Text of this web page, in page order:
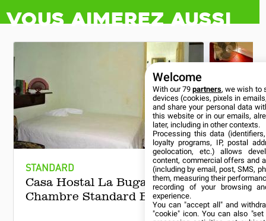
Vous aimerez aussi
STANDARD
Casa Hostal La Buganvilia /
Chambre Standard Basique
Casa
Welcome
With our 79partners, we wish to
devices (cookies, pixels in
and share your personal data
this website or in our emails,
later, including in other contexts.
Processing this data
loyalty programs, IP, postal
geolocation, etc.) allows
content, commercial offers and
(including by email, post, SMS,
them, measuring their
recording of your browsing
experience.
You can "accept all" and
"cookie" icon. You can also